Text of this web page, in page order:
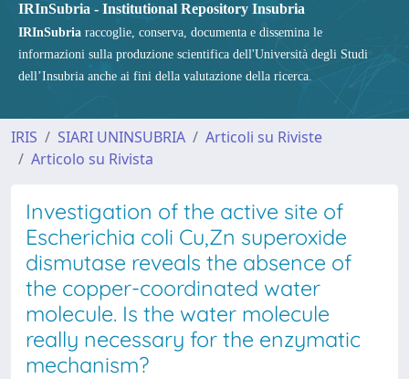
IRInSubria - Institutional Repository Insubria
IRInSubria raccoglie, conserva, documenta e dissemina le
informazioni sulla produzione scientifica dell'Università degli Studi
dell’Insubria anche ai fini della valutazione della ricerca.
IRIS SIARI UNINSUBRIA
Articoli su Riviste
Articolo su Rivista
Investigation of the active site of
Escherichia coli Cu,Zn superoxide
dismutase reveals the absence of
the copper-coordinated water
molecule. Is the water molecule
really necessary for the enzymatic
mechanism?